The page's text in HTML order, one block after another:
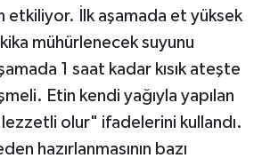
etkiliyor. İlk aşamada et yüksek
mühürlenecek suyunu
1 saat kadar kısık ateşte
Etin kendi yağıyla yapılan
olur" ifadelerini kullandı.
hazırlanmasının bazı